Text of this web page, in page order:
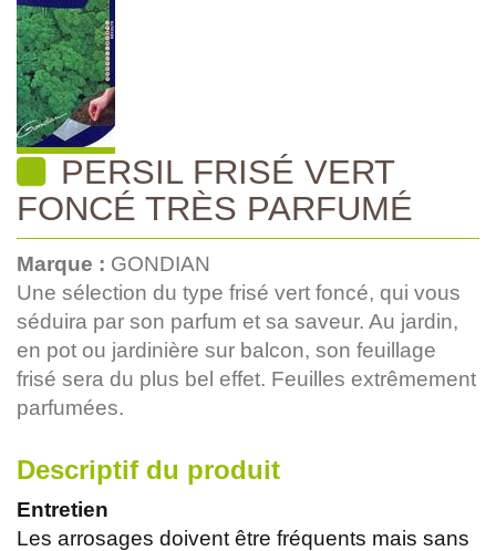
PERSIL FRISÉ VERT
FONCÉ TRÈS PARFUMÉ
Marque : GONDIAN
Une sélection du type frisé vert foncé, qui vous
séduira par son parfum et sa saveur. Au jardin,
en pot ou jardinière sur balcon, son feuillage
frisé sera du plus bel effet. Feuilles extrêmement
parfumées.
Descriptif du produit
Entretien
Les arrosages doivent être fréquents mais sans